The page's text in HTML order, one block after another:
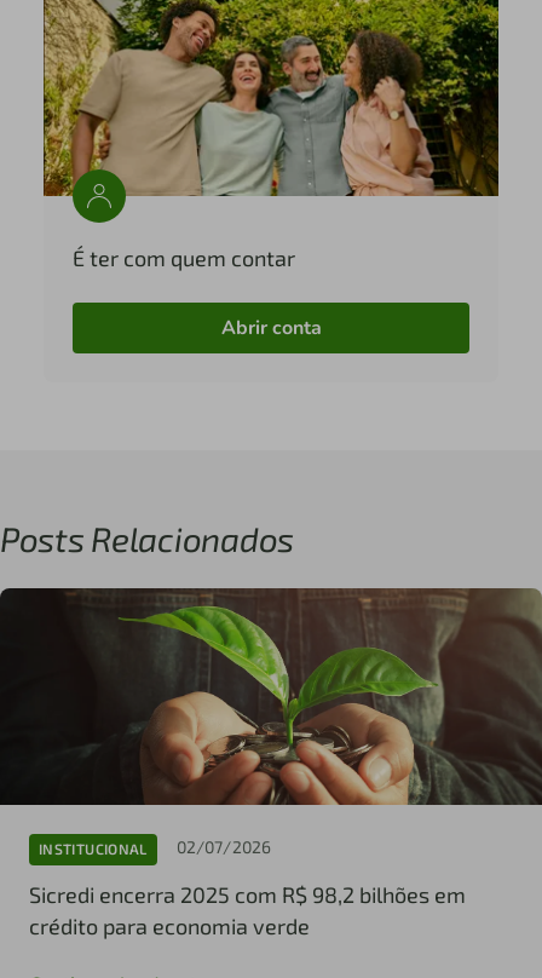
É ter com quem contar
Abrir conta
Posts Relacionados
INSTITUCIONAL 02/07/2026
Sicredi encerra 2025 com R$ 98,2 bilhões em
crédito para economia verde